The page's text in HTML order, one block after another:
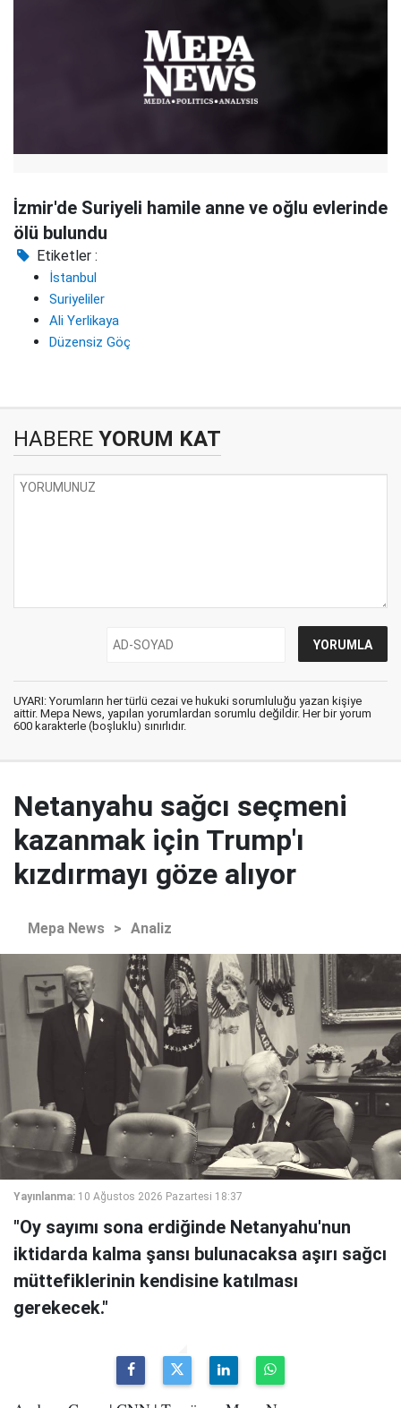
İzmir'de Suriyeli hamile anne ve oğlu evlerinde
ölü bulundu
Etiketler :
İstanbul
Suriyeliler
Ali Yerlikaya
Düzensiz Göç
HABERE YORUM KAT
UYARI: Yorumların her türlü cezai ve hukuki sorumluluğu yazan kişiye
aittir. Mepa News, yapılan yorumlardan sorumlu değildir. Her bir yorum
600 karakterle (boşluklu) sınırlıdır.
Netanyahu sağcı seçmeni
kazanmak için Trump'ı
kızdırmayı göze alıyor
Mepa News > Analiz
Yayınlanma: 10 Ağustos 2026 Pazartesi 18:37
"Oy sayımı sona erdiğinde Netanyahu'nun
iktidarda kalma şansı bulunacaksa aşırı sağcı
müttefiklerinin kendisine katılması
gerekecek."